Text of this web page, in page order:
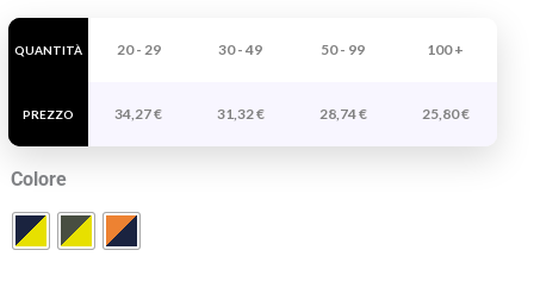
QUANTITÀ
PREZZO
20 - 29 30 - 49 50 - 99 100 +
34,27€ 31,32€ 28,74€ 25,80€
Colore
Softshell
Tacoma
Visibilità
quantità